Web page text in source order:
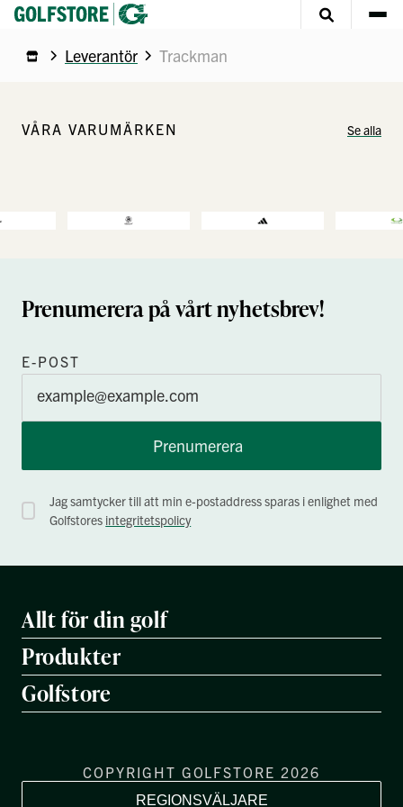
Leverantör Trackman
VÅRA VARUMÄRKEN Se alla
Prenumerera på vårt nyhetsbrev!
E-POST
Prenumerera
Jag samtycker till att min e-postaddress sparas i enlighet med
Golfstores integritetspolicy
Allt för din golf
Produkter
Golfstore
COPYRIGHT GOLFSTORE 2026
REGIONSVÄLJARE